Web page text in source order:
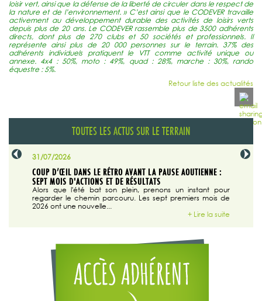
loisir vert, ainsi que la défense de la liberté de circuler dans le respect de
la nature et de l’environnement. » C’est ainsi que le CODEVER travaille
activement au développement durable des activités de loisirs verts
depuis plus de 20 ans. Le CODEVER rassemble plus de 3500 adhérents
directs, dont plus de 270 clubs et 50 sociétés et professionnels. Il
représente ainsi plus de 20 000 personnes sur le terrain. 37% des
adhérents individuels pratiquent le VTT comme activité unique ou
annexe. 4x4 : 50%, moto : 49%, quad : 28%, marche : 30%, rando
équestre : 5%.
Retour liste des actualités
TOUTES LES ACTUS SUR LE TERRAIN
31/07/2026
COUP D’ŒIL DANS LE RÉTRO AVANT LA PAUSE AOUTIENNE :
SEPT MOIS D'ACTIONS ET DE RÉSULTATS
Alors que l'été bat son plein, prenons un instant pour
regarder le chemin parcouru. Les sept premiers mois de
2026 ont une nouvelle...
+ Lire la suite
29/07/